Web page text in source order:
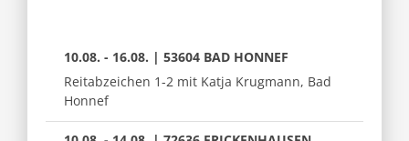
10.08. - 16.08. | 53604 BAD HONNEF
Reitabzeichen 1-2 mit Katja Krugmann, Bad
Honnef